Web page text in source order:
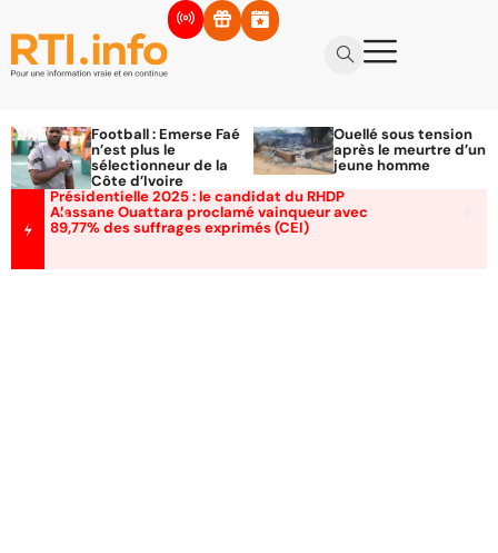
Football : Emerse Faé
n’est plus le
sélectionneur de la
Côte d’Ivoire
Ouellé sous tension
après le meurtre d’un
jeune homme
Présidentielle 2025 : le candidat du RHDP
Alassane Ouattara proclamé vainqueur avec
89,77% des suffrages exprimés (CEI)